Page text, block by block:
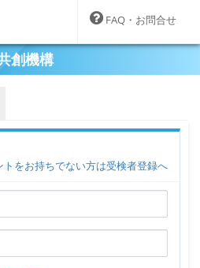
FAQ・お問合せ
創機構
トをお持ちでない方は受検者登録へ